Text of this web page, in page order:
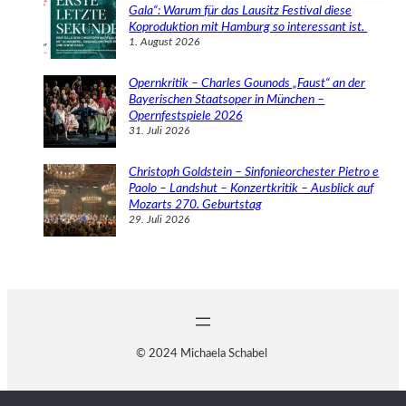
Gala“: Warum für das Lausitz Festival diese
Koproduktion mit Hamburg so interessant ist.
1. August 2026
Opernkritik – Charles Gounods „Faust“ an der
Bayerischen Staatsoper in München –
Opernfestspiele 2026
31. Juli 2026
Christoph Goldstein – Sinfonieorchester Pietro e
Paolo – Landshut – Konzertkritik – Ausblick auf
Mozarts 270. Geburtstag
29. Juli 2026
© 2024 Michaela Schabel